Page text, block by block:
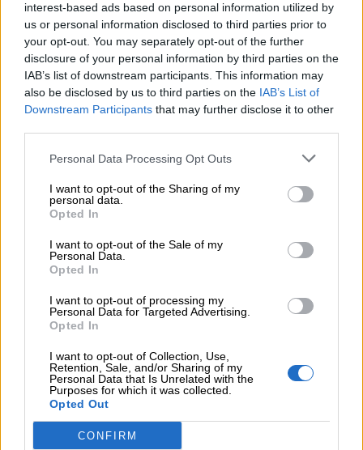
interest-based ads based on personal information utilized by
us or personal information disclosed to third parties prior to
your opt-out. You may separately opt-out of the further
disclosure of your personal information by third parties on the
IAB’s list of downstream participants. This information may
also be disclosed by us to third parties on the IAB’s List of
Downstream Participants that may further disclose it to other
Personal Data Processing Opt Outs
I want to opt-out of the Sharing of my
personal data.
Opted In
I want to opt-out of the Sale of my
Personal Data.
Opted In
I want to opt-out of processing my
Personal Data for Targeted Advertising.
Opted In
I want to opt-out of Collection, Use,
Retention, Sale, and/or Sharing of my
Personal Data that Is Unrelated with the
Purposes for which it was collected.
Opted Out
CONFIRM
Generali: Αποτελέσματα Α' Εξαμήνου - Εξαιρετική ανάπτυξη
στα Λειτουργικά και Προσαρμοσμένα Καθαρά Αποτελέσματα
με συμβολή από όλες τις επιχειρηματικές δραστηριότητες
07.08.2026 - 10:28
Ομαδικά Ασφαλιστικά προϊόντα Επαγγελματικής
Συνταξιοδότησης: Νέο πεδίο ανάπτυξης για ασφαλιστικές και
07.08.2026 - 09:23
Υψηλοί ρυθμοί ανάπτυξης και νέα ρεκόρ επιδόσεων
Στόχος για νέα δάνεια 15 δισ. το 2026, η «ακτινογραφία» της
κερδοφορίας των τραπεζών, η δυναμική επιστροφή της
Metlen, μεγαλώνει ταχύτατα η CrediaBank
06.08.2026 - 22:39
10.000 φορές η διεθνής επιστημονική κοινότητα παρέπεμψε
Κοντοβουνήσιος
06.08.2026 - 14:55
Επιχειρηματικής Ανάπτυξης Ομίλου HHG